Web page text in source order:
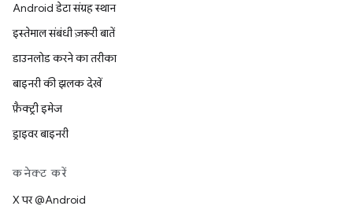
Android डेटा संग्रह स्थान
इस्तेमाल संबंधी ज़रूरी बातें
डाउनलोड करने का तरीका
बाइनरी की झलक देखें
फ़ैक्ट्री इमेज
ड्राइवर बाइनरी
कनेक्ट करें
X पर @Android